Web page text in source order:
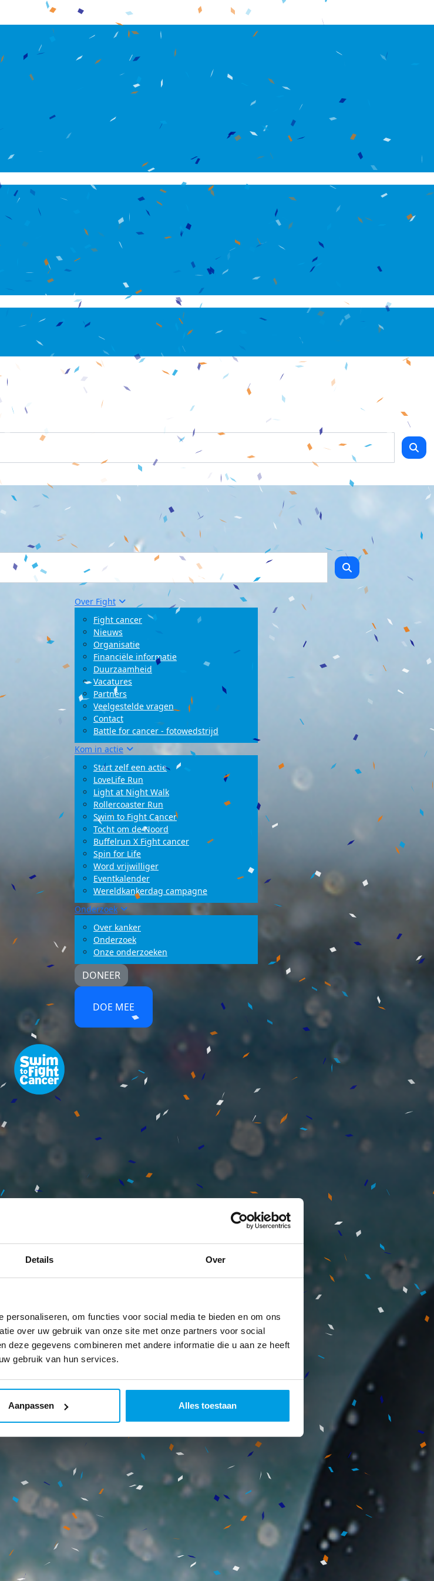
Details Over
om functies voor social media te bieden en om ons
over uw gebruik van onze site met onze partners voor social
deze gegevens combineren met andere informatie die u aan ze heeft
gebruik van hun services.
Aanpassen Alles toestaan
Over Fight
Fight cancer
Nieuws
Organisatie
Financiële informatie
Duurzaamheid
Vacatures
Partners
Veelgestelde vragen
Contact
Battle for cancer - fotowedstrijd
Kom in actie
Start zelf een actie
LoveLife Run
Light at Night Walk
Rollercoaster Run
Swim to Fight Cancer
Tocht om de Noord
Buffelrun X Fight cancer
Spin for Life
Word vrijwilliger
Eventkalender
Wereldkankerdag campagne
Onderzoek
Over kanker
Onderzoek
Onze onderzoeken
DONEER
DOE MEE